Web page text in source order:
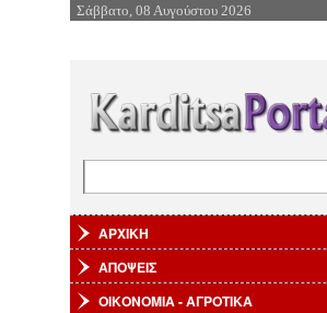
Επιστροφή στην Πλοήγηση
Σάββατο, 08 Αυγούστου 2026
ΑΡΧΙΚΗ
ΑΠΟΨΕΙΣ
ΟΙΚΟΝΟΜΙΑ - ΑΓΡΟΤΙΚΑ